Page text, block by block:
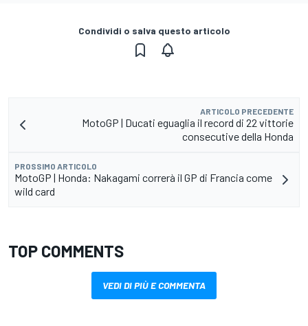
Condividi o salva questo articolo
ARTICOLO PRECEDENTE
MotoGP | Ducati eguaglia il record di 22 vittorie
consecutive della Honda
PROSSIMO ARTICOLO
MotoGP | Honda: Nakagami correrà il GP di Francia come
wild card
TOP COMMENTS
VEDI DI PIÙ E COMMENTA